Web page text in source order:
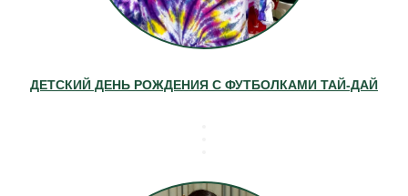
ДЕТСКИЙ ДЕНЬ РОЖДЕНИЯ С ФУТБОЛКАМИ ТАЙ-ДАЙ